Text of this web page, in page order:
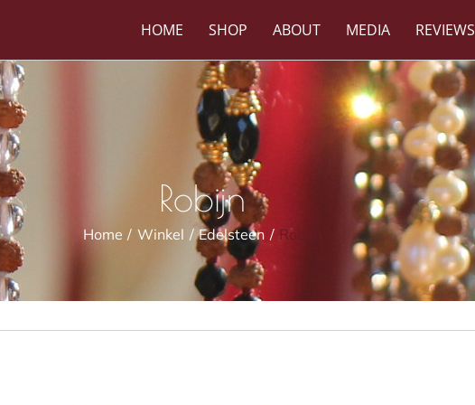
HOME SHOP ABOUT MEDIA REVIEWS
Robijn
Home Winkel Edelsteen Robijn